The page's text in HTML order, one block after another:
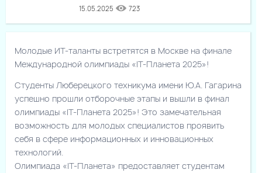
15.05.2025 723
Молодые ИТ-таланты встретятся в Москве на финале
Международной олимпиады «IT-Планета 2025»!
Студенты Люберецкого техникума имени Ю.А. Гагарина
успешно прошли отборочные этапы и вышли в финал
олимпиады «IT-Планета 2025»! Это замечательная
возможность для молодых специалистов проявить
себя в сфере информационных и инновационных
технологий.
Олимпиада «IT-Планета» предоставляет студентам